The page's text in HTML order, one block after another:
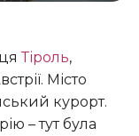
Тіроль,
Місто
курорт.
– тут була